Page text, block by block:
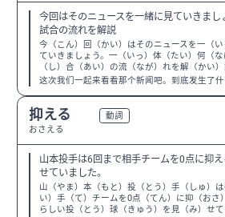
今回はそのニュースを一緒に見ていきまし
試合の流れを解説
今（こん）回（かい）はそのニュースを一（い
ていきましょう。一（いっ）体（たい）何（
（し）合（あい）の流（なが）れを解（かい）
这次我们一起来看看那个新闻吧。到底发生了什
抑える
おさえる
動詞
山本投手は6回まで相手チームを0点に抑
せていました。
山（やま）本（もと）投（とう）手（しゅ）
い）手（て）チームを0点（てん）に抑（おさ
らしい投（とう）球（きゅう）を見（み）せて